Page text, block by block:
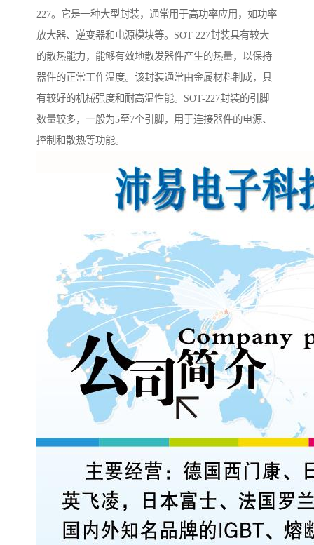
227。它是一种大型封装，通常用于高功率应用，如功率
放大器、逆变器和电源模块等。SOT-227封装具有较大
的散热能力，能够有效地散发器件产生的热量，以保持
器件的正常工作温度。该封装通常由金属材料制成，具
有较好的机械强度和耐高温性能。SOT-227封装的引脚
数量较多，一般为5至7个引脚，用于连接器件的电源、
控制和散热等功能。